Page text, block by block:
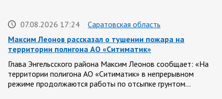
07.08.2026 17:24
Саратовская область
Максим Леонов рассказал о тушении пожара на
территории полигона АО «Ситиматик»
Глава Энгельсского района Максим Леонов сообщает: «На
территории полигона АО «Ситиматик» в непрерывном
режиме продолжаются работы по отсыпке грунтом…